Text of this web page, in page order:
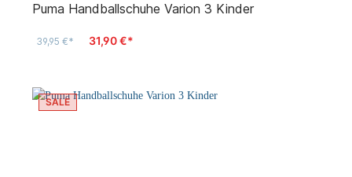
Puma Handballschuhe Varion 3 Kinder
39,95 €* 31,90 €*
SALE